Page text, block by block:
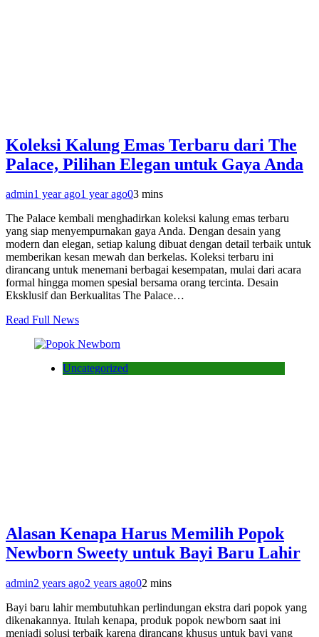
Koleksi Kalung Emas Terbaru dari The
Palace, Pilihan Elegan untuk Gaya Anda
admin1 year ago1 year ago03 mins
The Palace kembali menghadirkan koleksi kalung emas terbaru
yang siap menyempurnakan gaya Anda. Dengan desain yang
modern dan elegan, setiap kalung dibuat dengan detail terbaik untuk
memberikan kesan mewah dan berkelas. Koleksi terbaru ini
dirancang untuk menemani berbagai kesempatan, mulai dari acara
formal hingga momen spesial bersama orang tercinta. Desain
Eksklusif dan Berkualitas The Palace…
Read Full News
Uncategorized
Alasan Kenapa Harus Memilih Popok
Newborn Sweety untuk Bayi Baru Lahir
admin2 years ago2 years ago02 mins
Bayi baru lahir membutuhkan perlindungan ekstra dari popok yang
dikenakannya. Itulah kenapa, produk popok newborn saat ini
menjadi solusi terbaik karena dirancang khusus untuk bayi yang